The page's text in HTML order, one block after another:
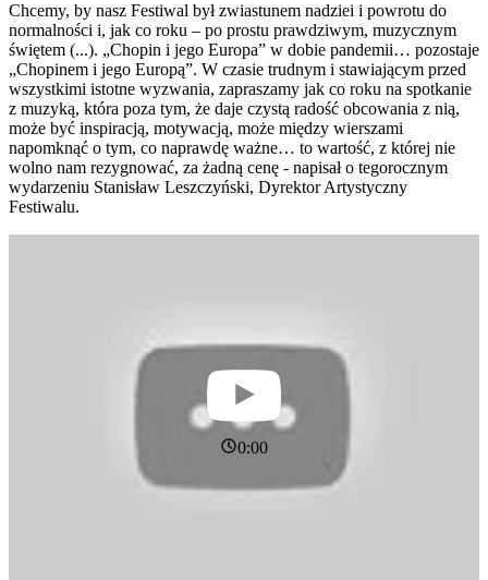
Chcemy, by nasz Festiwal był zwiastunem nadziei i powrotu do
normalności i, jak co roku – po prostu prawdziwym, muzycznym
świętem (...). „Chopin i jego Europa” w dobie pandemii… pozostaje
„Chopinem i jego Europą”. W czasie trudnym i stawiającym przed
wszystkimi istotne wyzwania, zapraszamy jak co roku na spotkanie
z muzyką, która poza tym, że daje czystą radość obcowania z nią,
może być inspiracją, motywacją, może między wierszami
napomknąć o tym, co naprawdę ważne… to wartość, z której nie
wolno nam rezygnować, za żadną cenę - napisał o tegorocznym
wydarzeniu Stanisław Leszczyński, Dyrektor Artystyczny
Festiwalu.
0:00